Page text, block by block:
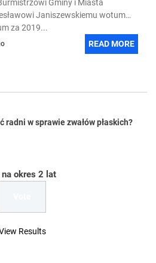
Gminy i Miasta
Janiszewskiemu wotum
za 2019...
READ MORE
radni w sprawie zwałów płaskich?
okres 2 lat
Results